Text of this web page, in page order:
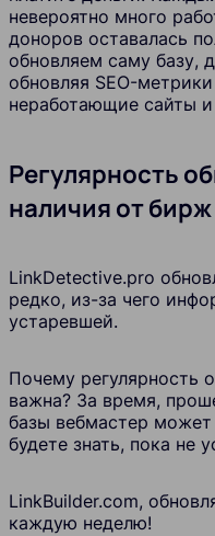
невероятно много
доноров оставалась
обновляем саму базу,
обновляя SEO-
неработающие сайты
Регулярность
наличия от
LinkDetective.pro
редко, из-за чего
устаревшей.
Почему регулярность
важна? За время,
базы вебмастер
будете знать, пока не
LinkBuilder.com,
каждую неделю!